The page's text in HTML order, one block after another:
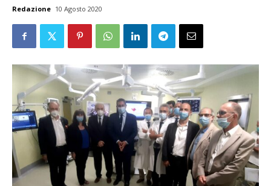
Redazione 10 Agosto 2020